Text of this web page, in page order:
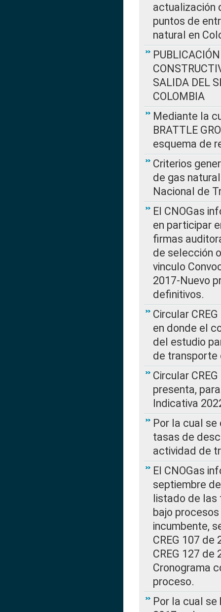
actualización
puntos de
natural en
SALIDA DEL
COLOMBIA
Mediante la
BRATTLE
esquema de
Criterios
de gas
Nacional de
El CNOGas
en participar
firmas
de selección
vinculo
2017-Nuevo
definitivos.
Circular
en donde el
del estudio
de transporte
Circular
presenta,
Indicativa
Por la cual
tasas de
actividad de
El CNOGas
septiembre
listado de las
bajo
incumbente,
CREG 107
CREG 127 de
Cronograma
proceso.
Por la cual se